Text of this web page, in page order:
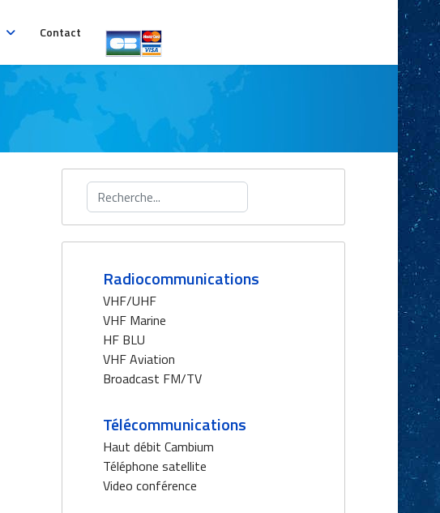
Contact
Rechercher
Radiocommunications
VHF/UHF
VHF Marine
HF BLU
VHF Aviation
Broadcast FM/TV
Télécommunications
Haut débit Cambium
Téléphone satellite
Video conférence